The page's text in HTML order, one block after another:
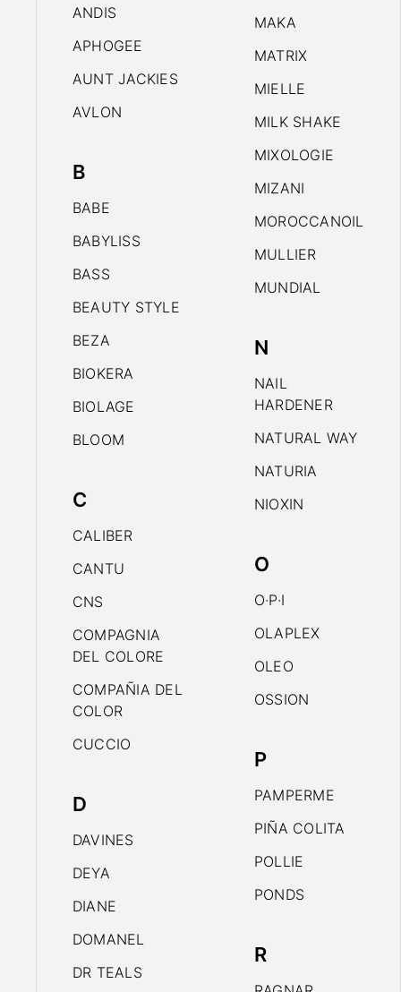
ANDIS
APHOGEE
AUNT JACKIES
AVLON
B
BABE
BABYLISS
BASS
BEAUTY STYLE
BEZA
BIOKERA
BIOLAGE
BLOOM
C
CALIBER
CANTU
CNS
COMPAGNIA
DEL COLORE
COMPAÑIA DEL
COLOR
CUCCIO
D
DAVINES
DEYA
DIANE
DOMANEL
DR TEALS
MAKA
MATRIX
MIELLE
MILK SHAKE
MIXOLOGIE
MIZANI
MOROCCANOIL
MULLIER
MUNDIAL
N
NAIL
HARDENER
NATURAL WAY
NATURIA
NIOXIN
O
O·P·I
OLAPLEX
OLEO
OSSION
P
PAMPERME
PIÑA COLITA
POLLIE
PONDS
R